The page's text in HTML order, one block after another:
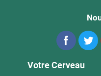
Votre Cerveau